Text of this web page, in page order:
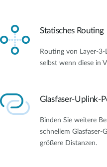
Statisches Routing
Routing von Layer-
selbst wenn diese in
Glasfaser-Uplink-
Binden Sie weitere
schnellem Glasfaser-
größere Distanzen.